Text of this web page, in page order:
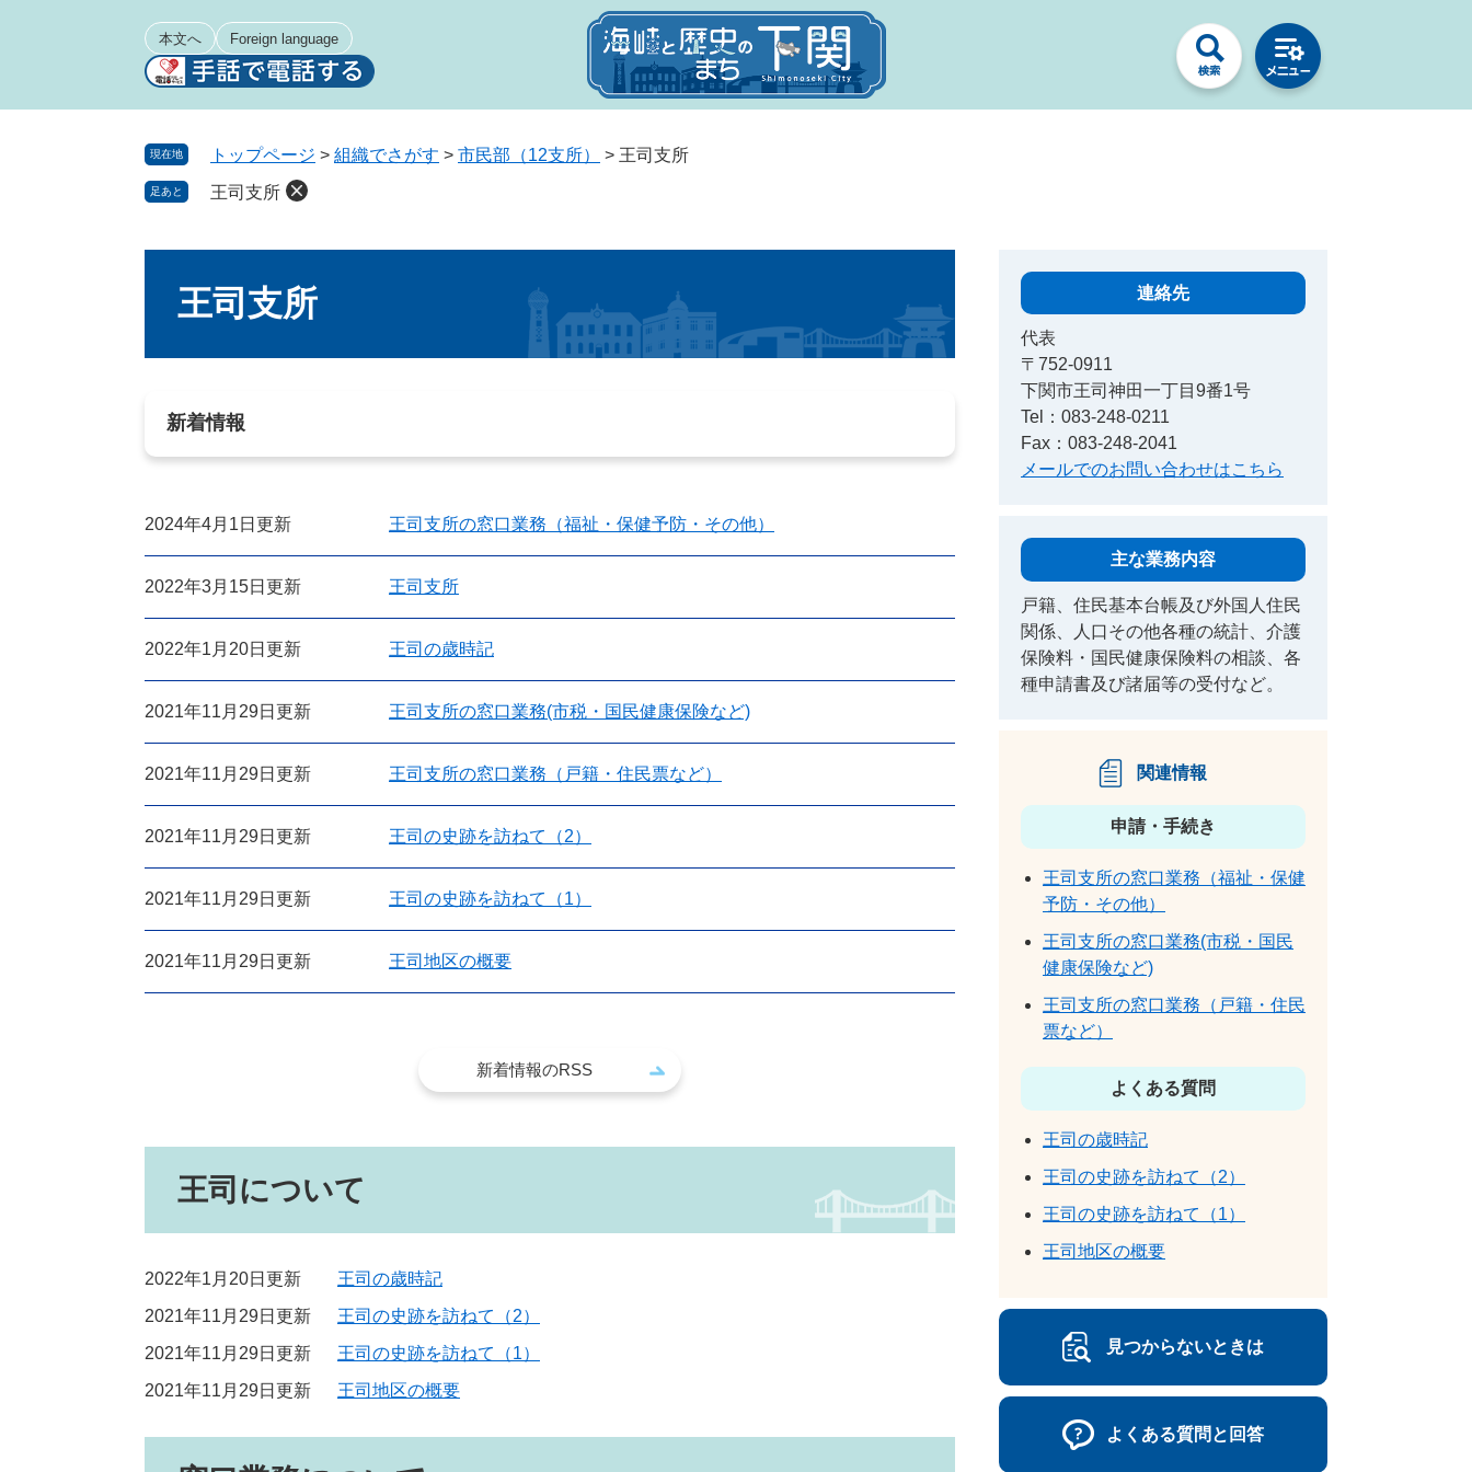
本文へ Foreign language
現在地 トップページ > 組織でさがす > 市民部（12支所） > 王司支所
足あと 王司支所
王司支所
新着情報
2024年4月1日更新 王司支所の窓口業務（福祉・保健予防・その他）
2022年3月15日更新 王司支所
2022年1月20日更新 王司の歳時記
2021年11月29日更新 王司支所の窓口業務(市税・国民健康保険など)
2021年11月29日更新 王司支所の窓口業務（戸籍・住民票など）
2021年11月29日更新 王司の史跡を訪ねて（2）
2021年11月29日更新 王司の史跡を訪ねて（1）
2021年11月29日更新 王司地区の概要
新着情報のRSS
王司について
2022年1月20日更新
王司の歳時記
2021年11月29日更新
王司の史跡を訪ねて（2）
2021年11月29日更新
王司の史跡を訪ねて（1）
2021年11月29日更新
王司地区の概要
連絡先
代表
〒752-0911
下関市王司神田一丁目9番1号
Tel：083-248-0211
Fax：083-248-2041
メールでのお問い合わせはこちら
主な業務内容
戸籍、住民基本台帳及び外国人住民
関係、人口その他各種の統計、介護
保険料・国民健康保険料の相談、各
種申請書及び諸届等の受付など。
関連情報
申請・手続き
王司支所の窓口業務（福祉・保健
予防・その他）
王司支所の窓口業務(市税・国民
健康保険など)
王司支所の窓口業務（戸籍・住民
票など）
よくある質問
王司の歳時記
王司の史跡を訪ねて（2）
王司の史跡を訪ねて（1）
王司地区の概要
見つからないときは
よくある質問と回答